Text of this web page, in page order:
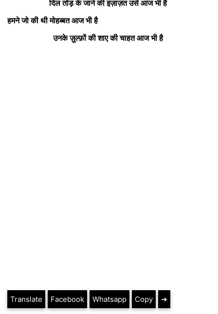
दिल तोड़ के जाने की इज़ाज़त उसे आज भी है
हमने जो की थी मोहब्बत आज भी है
उनके ज़ुल्फ़ों की शाए की चाहत आज भी है
Translate Facebook Whatsapp Copy ➔